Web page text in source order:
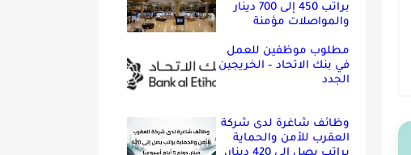
براتب 450 إلى 700 دينار
والمواصلات مؤمنة
مطلوب موظفين للعمل
في بنك الاتحاد – الخريجين
الجدد
وظائف شاغرة لدى شركة
العقرب للأمن والحماية